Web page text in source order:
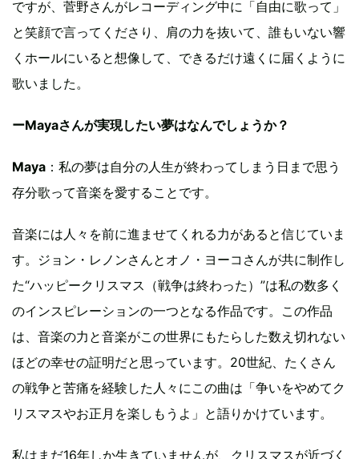
ですが、菅野さんがレコーディング中に「自由に歌って」
と笑顔で言ってくださり、肩の力を抜いて、誰もいない響
くホールにいると想像して、できるだけ遠くに届くように
歌いました。
ーMayaさんが実現したい夢はなんでしょうか？
Maya ：私の夢は自分の人生が終わってしまう日まで思う
存分歌って音楽を愛することです。
音楽には人々を前に進ませてくれる力があると信じていま
す。ジョン・レノンさんとオノ・ヨーコさんが共に制作し
た“ハッピークリスマス（戦争は終わった）”は私の数多く
のインスピレーションの一つとなる作品です。この作品
は、音楽の力と音楽がこの世界にもたらした数え切れない
ほどの幸せの証明だと思っています。20世紀、たくさん
の戦争と苦痛を経験した人々にこの曲は「争いをやめてク
リスマスやお正月を楽しもうよ」と語りかけています。
私はまだ16年しか生きていませんが、クリスマスが近づく